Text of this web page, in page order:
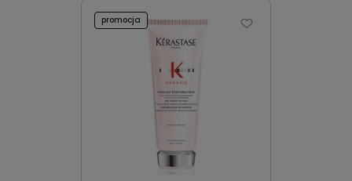
promocja